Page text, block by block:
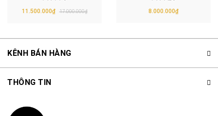
11.500.000₫ 17.000.000₫ 8.000.000₫
KÊNH BÁN HÀNG
THÔNG TIN